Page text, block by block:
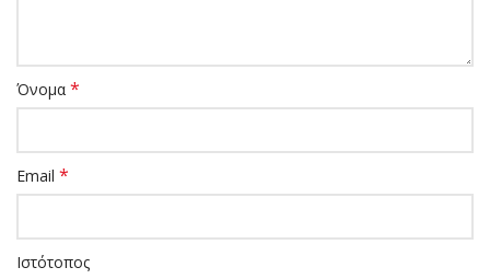
Όνομα *
Email *
Ιστότοπος